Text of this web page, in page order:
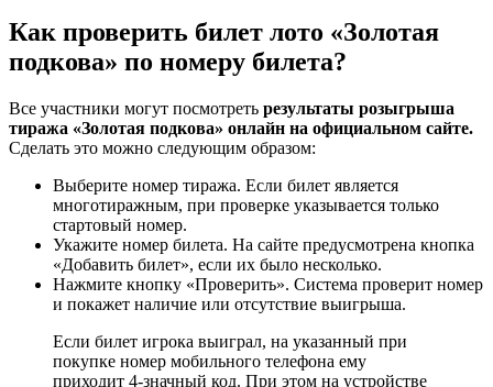
Как проверить билет лото «Золотая
подкова» по номеру билета?
Все участники могут посмотреть результаты розыгрыша
тиража «Золотая подкова» онлайн на официальном сайте.
Сделать это можно следующим образом:
Выберите номер тиража. Если билет является
многотиражным, при проверке указывается только
стартовый номер.
Укажите номер билета. На сайте предусмотрена кнопка
«Добавить билет», если их было несколько.
Нажмите кнопку «Проверить». Система проверит номер
и покажет наличие или отсутствие выигрыша.
Если билет игрока выиграл, на указанный при
покупке номер мобильного телефона ему
приходит 4-значный код. При этом на устройстве